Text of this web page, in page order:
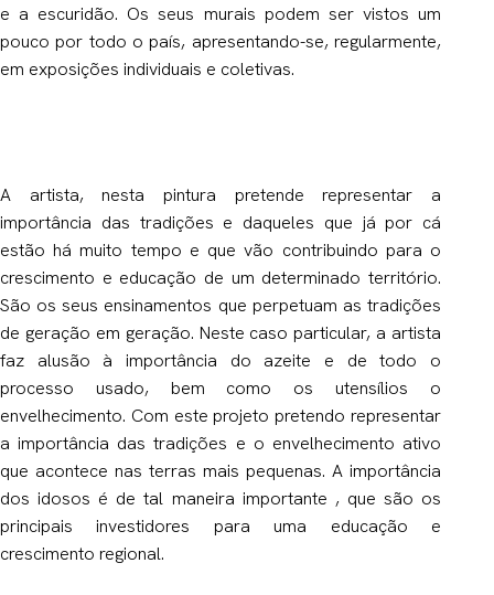
e a escuridão. Os seus murais podem ser vistos um
pouco por todo o país, apresentando-se, regularmente,
em exposições individuais e coletivas.
A artista, nesta pintura pretende representar a
importância das tradições e daqueles que já por cá
estão há muito tempo e que vão contribuindo para o
crescimento e educação de um determinado território.
São os seus ensinamentos que perpetuam as tradições
de geração em geração. Neste caso particular, a artista
faz alusão à importância do azeite e de todo o
processo usado, bem como os utensílios o
envelhecimento. Com este projeto pretendo representar
a importância das tradições e o envelhecimento ativo
que acontece nas terras mais pequenas. A importância
dos idosos é de tal maneira importante , que são os
principais investidores para uma educação e
crescimento regional.